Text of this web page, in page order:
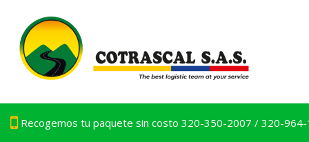
Recogemos tu paquete sin costo 320-350-2007 / 320-